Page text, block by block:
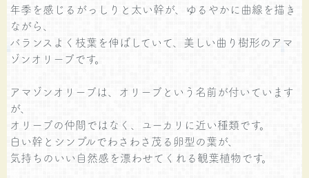
年季を感じるがっしりと太い幹が、ゆるやかに曲線を描き
ながら、
バランスよく枝葉を伸ばしていて、美しい曲り樹形のアマ
ゾンオリーブです。
アマゾンオリーブは、オリーブという名前が付いています
が、
オリーブの仲間ではなく、ユーカリに近い種類です。
白い幹とシンプルでわさわさ茂る卵型の葉が、
気持ちのいい自然感を漂わせてくれる観葉植物です。